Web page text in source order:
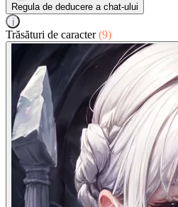
Regula de deducere a chat-ului
i
Trăsături de caracter(9)